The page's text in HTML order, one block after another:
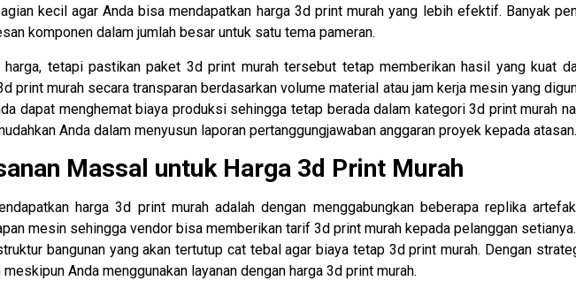
kecil agar Anda bisa mendapatkan harga 3d print murah yang lebih efektif. Banyak
komponen dalam jumlah besar untuk satu tema pameran.
harga, tetapi pastikan paket 3d print murah tersebut tetap memberikan hasil yang kuat
print murah secara transparan berdasarkan volume material atau jam kerja mesin yang
dapat menghemat biaya produksi sehingga tetap berada dalam kategori 3d print murah
Anda dalam menyusun laporan pertanggungjawaban anggaran proyek kepada atasan.
Massal untuk Harga 3d Print Murah
harga 3d print murah adalah dengan menggabungkan beberapa replika
mesin sehingga vendor bisa memberikan tarif 3d print murah kepada pelanggan
bangunan yang akan tertutup cat tebal agar biaya tetap 3d print murah. Dengan
Anda menggunakan layanan dengan harga 3d print murah.